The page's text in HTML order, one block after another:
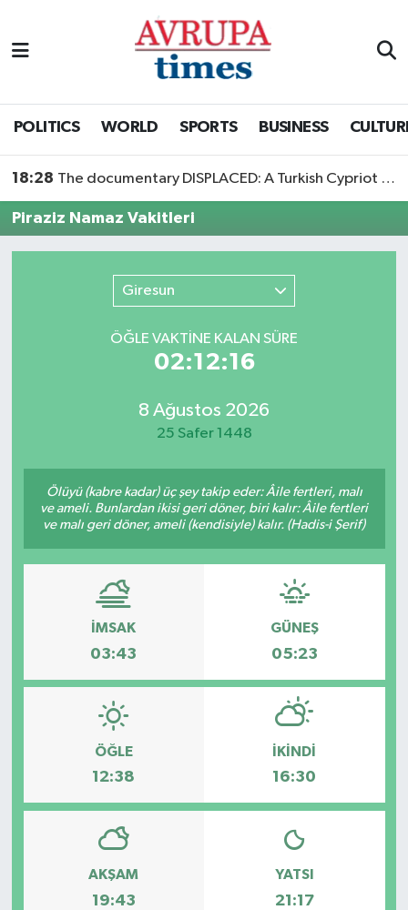
POLITICS WORLD SPORTS BUSINESS
18:28 The documentary DISPLACED: A Turkish Cypriot Story is now available to watch
Piraziz Namaz Vakitleri
Giresun
ÖĞLE VAKTİNE KALAN SÜRE
02:12:16
8 Ağustos 2026
25 Safer 1448
Ölüyü (kabre kadar) üç şey takip eder: Âile fertleri, malı
ve ameli. Bunlardan ikisi geri döner, biri kalır: Âile fertleri
ve malı geri döner, ameli (kendisiyle) kalır. (Hadis-i Şerif)
İMSAK
03:43
GÜNEŞ
05:23
ÖĞLE
12:38
İKINDI
16:30
AKŞAM
19:43
YATSI
21:17
Nöbetçi Eczaneler
Süper Lig Puan Durumu ve Fikstür
Son Dakika Haberleri